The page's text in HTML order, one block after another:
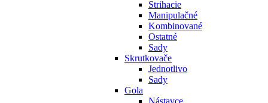
Strihacie
Manipulačné
Kombinované
Ostatné
Sady
Skrutkovače
Jednotlivo
Sady
Gola
Nástavce